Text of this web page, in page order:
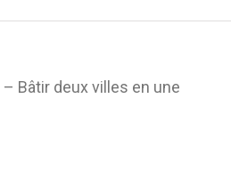
Bâtir deux villes en une